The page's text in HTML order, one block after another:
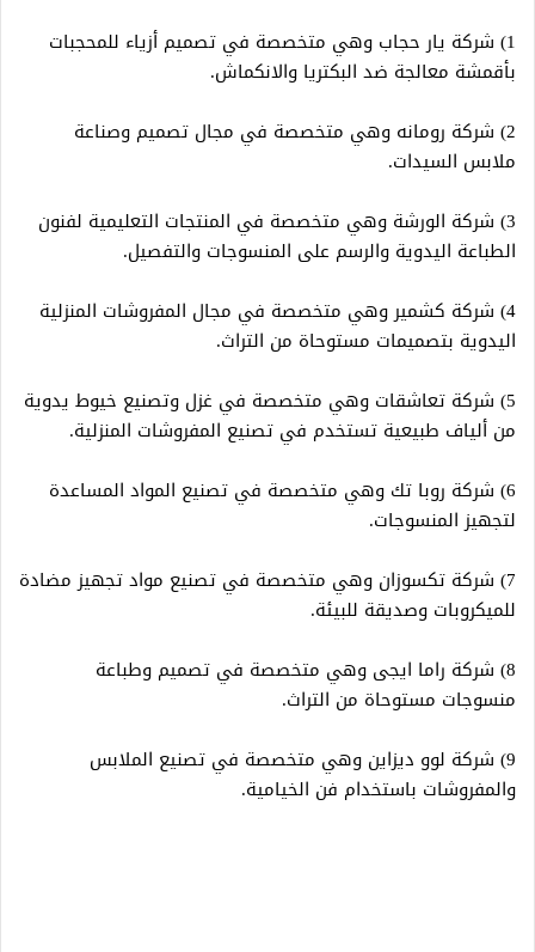
1) شركة يار حجاب وهي متخصصة في تصميم أزياء للمحجبات
بأقمشة معالجة ضد البكتريا والانكماش.
2) شركة رومانه وهي متخصصة في مجال تصميم وصناعة
ملابس السيدات.
3) شركة الورشة وهي متخصصة في المنتجات التعليمية لفنون
الطباعة اليدوية والرسم على المنسوجات والتفصيل.
4) شركة كشمير وهي متخصصة في مجال المفروشات المنزلية
اليدوية بتصميمات مستوحاة من التراث.
5) شركة تعاشقات وهي متخصصة في غزل وتصنيع خيوط يدوية
من ألياف طبيعية تستخدم في تصنيع المفروشات المنزلية.
6) شركة روبا تك وهي متخصصة في تصنيع المواد المساعدة
لتجهيز المنسوجات.
7) شركة تكسوزان وهي متخصصة في تصنيع مواد تجهيز مضادة
للميكروبات وصديقة للبيئة.
8) شركة راما ايجى وهي متخصصة في تصميم وطباعة
منسوجات مستوحاة من التراث.
9) شركة لوو ديزاين وهي متخصصة في تصنيع الملابس
والمفروشات باستخدام فن الخيامية.